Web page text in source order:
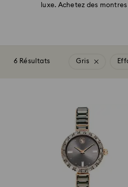
luxe. Achetez des
6 Résultats Gris